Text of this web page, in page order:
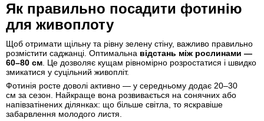
Як правильно посадити фотинію
для живоплоту
Щоб отримати щільну та рівну зелену стіну, важливо правильно
розмістити саджанці. Оптимальна відстань між рослинами —
60–80 см. Це дозволяє кущам рівномірно розростатися і швидко
змикатися у суцільний живопліт.
Фотинія росте доволі активно — у середньому додає 20–30
см за сезон. Найкраще вона розвивається на сонячних або
напівзатінених ділянках: що більше світла, то яскравіше
забарвлення молодого листя.